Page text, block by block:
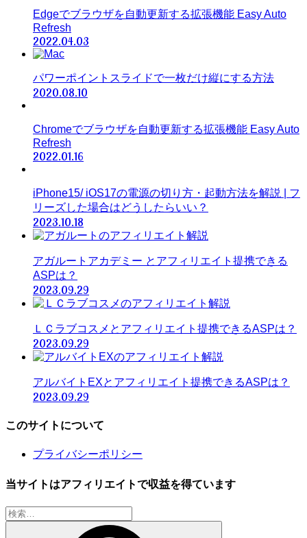
Edgeでブラウザを自動更新する拡張機能 Easy Auto
Refresh
2022.04.03
パワーポイントスライドで一枚だけ縦にする方法
2020.08.10
Chromeでブラウザを自動更新する拡張機能 Easy Auto
Refresh
2022.01.16
iPhone15/ iOS17の電源の切り方・起動方法を解説 | フ
リーズした場合はどうしたらいい？
2023.10.18
アガルートアカデミー とアフィリエイト提携できる
ASPは？
2023.09.29
ＬＣラブコスメとアフィリエイト提携できるASPは？
2023.09.29
アルバイトEXとアフィリエイト提携できるASPは？
2023.09.29
このサイトについて
プライバシーポリシー
当サイトはアフィリエイトで収益を得ています
検
索: